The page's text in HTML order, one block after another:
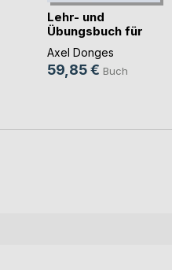
Lehr- und
Übungsbuch für
MTR Ionis(...)
Axel Donges
59,85 € Buch